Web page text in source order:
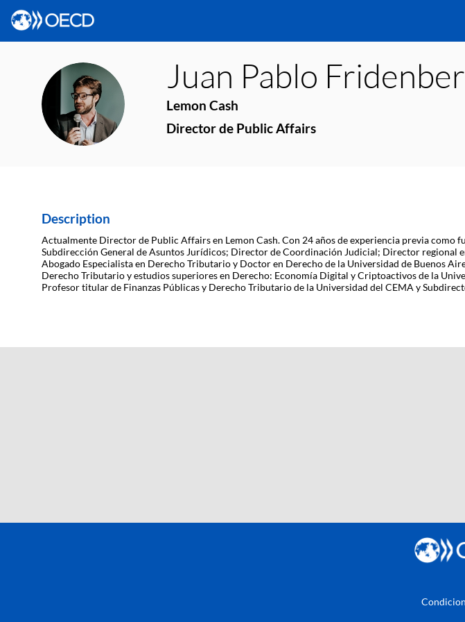
JPF
Juan Pablo
Lemon Cash
Director de Public Affairs
Description
Actualmente Director de Public Affairs en Lemon Cash. Con 24 años de experiencia previa
Subdirección General de Asuntos Jurídicos; Director de Coordinación Judicial; Director regional
Abogado Especialista en Derecho Tributario y Doctor en Derecho de la Universidad de Buenos
Derecho Tributario y estudios superiores en Derecho: Economía Digital y Criptoactivos de la